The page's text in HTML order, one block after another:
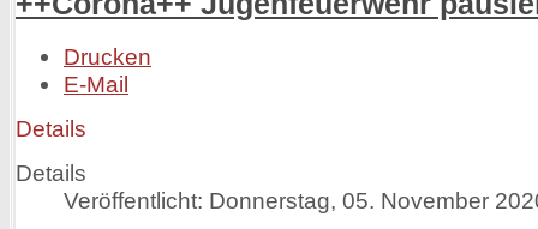
Drucken
E-Mail
Details
Details
Veröffentlicht: Donnerstag, 05. November